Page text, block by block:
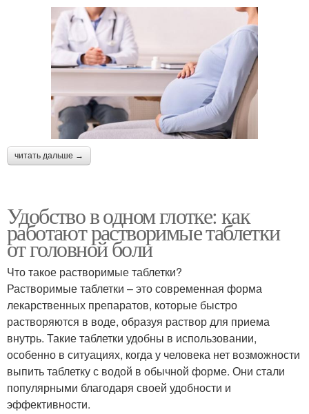
читать дальше →
Удобство в одном глотке: как
работают растворимые таблетки
от головной боли
Что такое растворимые таблетки?
Растворимые таблетки – это современная форма
лекарственных препаратов, которые быстро
растворяются в воде, образуя раствор для приема
внутрь. Такие таблетки удобны в использовании,
особенно в ситуациях, когда у человека нет возможности
выпить таблетку с водой в обычной форме. Они стали
популярными благодаря своей удобности и
эффективности.